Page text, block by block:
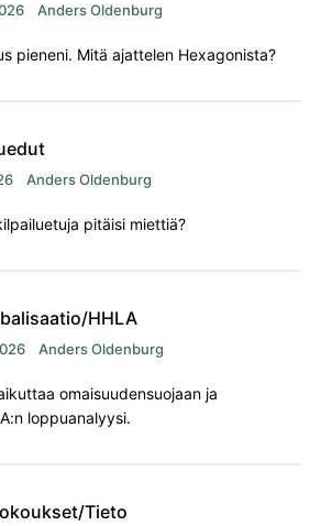
Anders Oldenburg
pieneni. Mitä ajattelen Hexagonista?
Anders Oldenburg
pitäisi miettiä?
HHLA
Anders Oldenburg
omaisuudensuojaan ja
loppuanalyysi.
Tieto